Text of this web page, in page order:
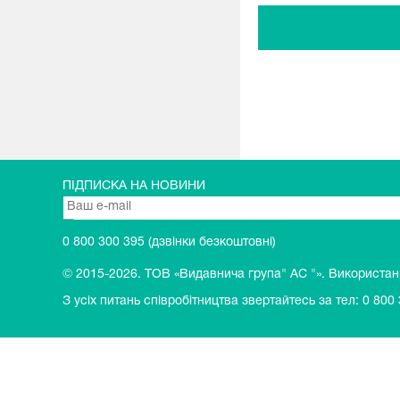
ПІДПИСКА НА НОВИНИ
0 800 300 395 (дзвінки безкоштовні)
© 2015-2026. ТОВ «Видавнича група" АС "».
З усіх питань співробітництва звертайтесь за тел: 0 800